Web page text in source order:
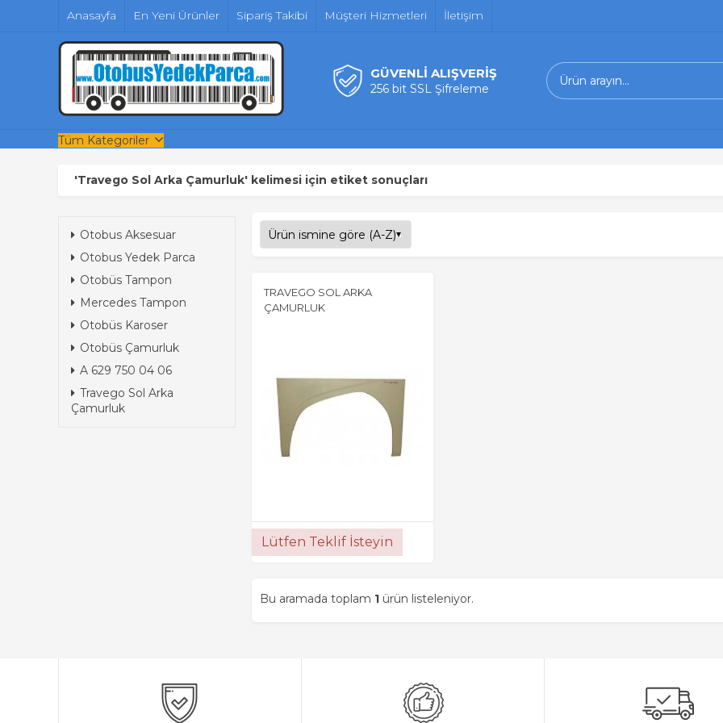
Anasayfa En Yeni Ürünler Sipariş Takibi Müşteri Hizmetleri İletişim
GÜVENLİ ALIŞVERİŞ
256 bit SSL Şifreleme
Tüm Kategoriler
'Travego Sol Arka Çamurluk' kelimesi için etiket sonuçları
Otobus Aksesuar
Otobus Yedek Parca
Otobüs Tampon
Mercedes Tampon
Otobüs Karoser
Otobüs Çamurluk
A 629 750 04 06
Travego Sol Arka
Çamurluk
TRAVEGO SOL ARKA
ÇAMURLUK
Lütfen Teklif İsteyin
Bu aramada toplam 1 ürün listeleniyor.